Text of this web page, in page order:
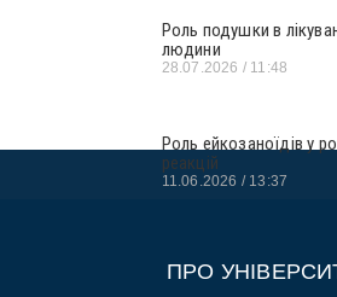
Роль подушки в
людини
28.07.2026 11:48
Роль ейкозаноїдів у
реакцій
11.06.2026 13:37
ПРО